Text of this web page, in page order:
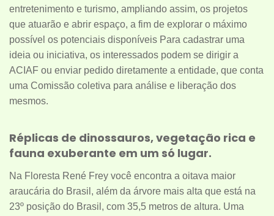
entretenimento e turismo, ampliando assim, os projetos
que atuarão e abrir espaço, a fim de explorar o máximo
possível os potenciais disponíveis Para cadastrar uma
ideia ou iniciativa, os interessados podem se dirigir a
ACIAF ou enviar pedido diretamente a entidade, que conta
uma Comissão coletiva para análise e liberação dos
mesmos.
Réplicas de dinossauros, vegetação rica e
fauna exuberante em um só lugar.
Na Floresta René Frey você encontra a oitava maior
araucária do Brasil, além da árvore mais alta que está na
23º posição do Brasil, com 35,5 metros de altura. Uma